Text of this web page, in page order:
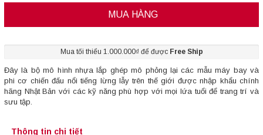
MUA HÀNG
Mua tối thiểu 1.000.000₫ để được Free Ship
Đây là bộ mô hình nhựa lắp ghép mô phỏng lại các mẫu máy bay và
phi cơ chiến đấu nổi tiếng lừng lẫy trên thế giới được nhập khẩu chính
hãng Nhật Bản với các kỹ năng phù hợp với mọi lứa tuổi để trang trí và
sưu tập.
Thông tin chi tiết